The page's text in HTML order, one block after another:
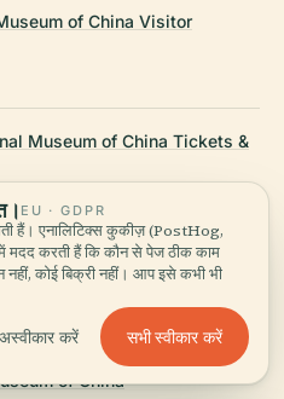
of China Visitor
Museum of China Tickets &
Accessible Travel
of China
EU · GDPR
हैं। एनालिटिक्स कुकीज़ (PostHog,
करती हैं कि कौन से पेज ठीक काम
कोई बिक्री नहीं। आप इसे कभी भी
करें सभी स्वीकार करें